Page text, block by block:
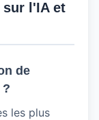
sur l'IA et
de
?
les plus